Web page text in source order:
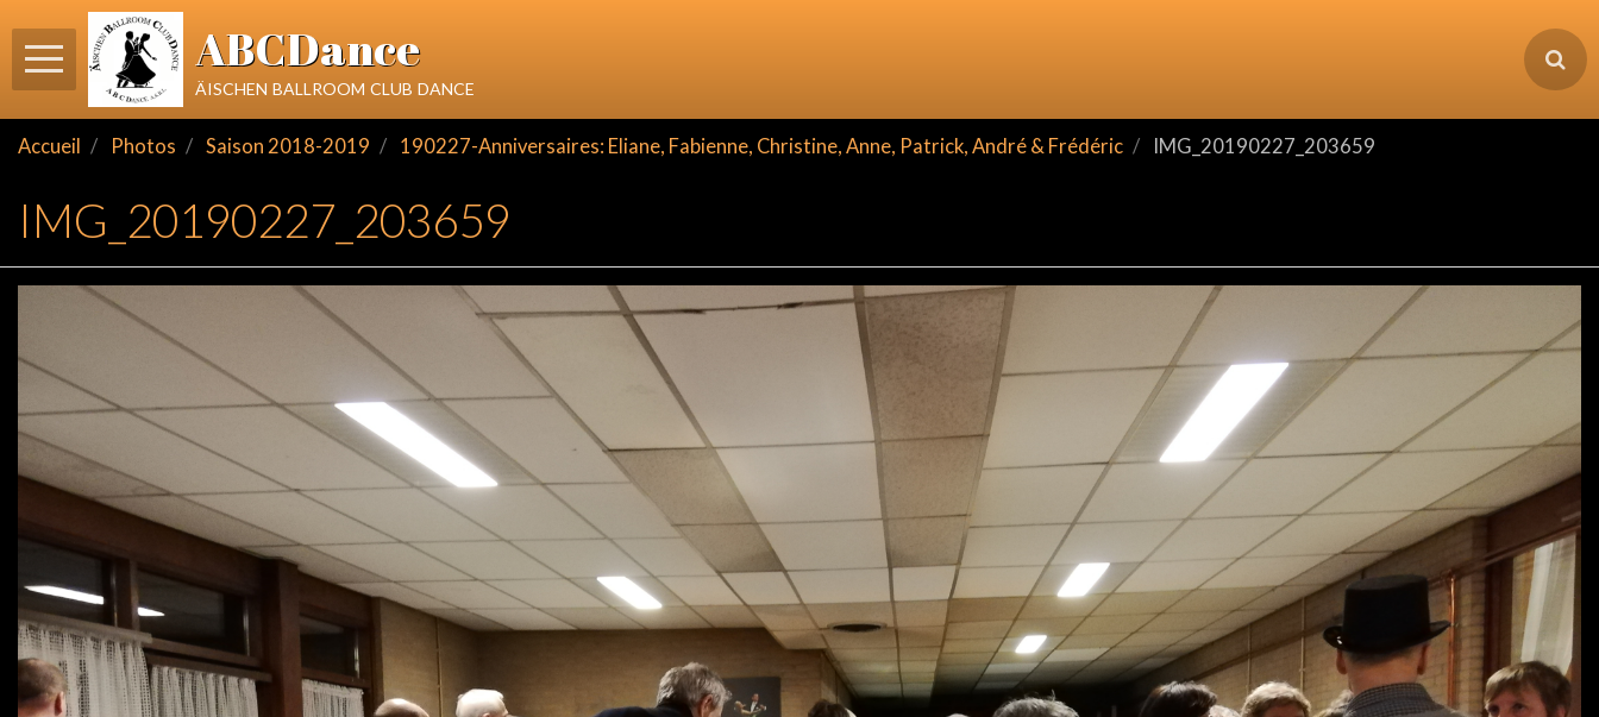
ABCDance
äischen ballroom club dance
Accueil Photos Saison 2018-2019 190227-Anniversaires: Eliane, Fabienne, Christine, Anne, Patrick, André & Frédéric IMG_20190227_203659
IMG_20190227_203659